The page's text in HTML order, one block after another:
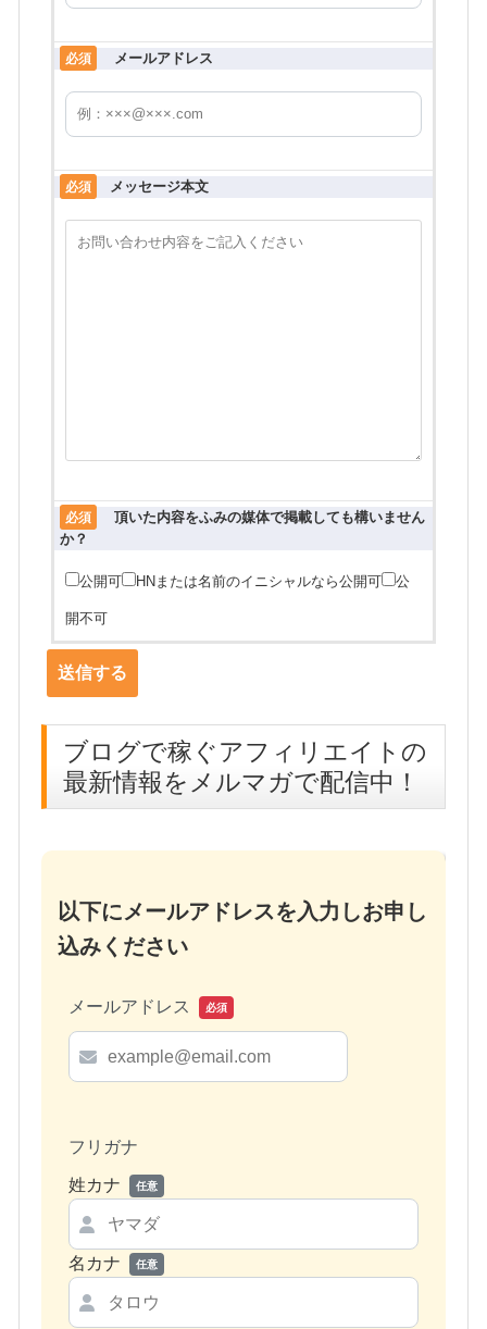
必須 メールアドレス
必須 メッセージ本文
必須
頂いた内容をふみの媒体で掲載しても構いません
か？
公開可 HNまたは名前のイニシャルなら公開可 公
開不可
ブログで稼ぐアフィリエイトの
最新情報をメルマガで配信中！
以下にメールアドレスを入力しお申し
込みください
メールアドレス 必須
フリガナ
姓カナ 任意
名カナ 任意